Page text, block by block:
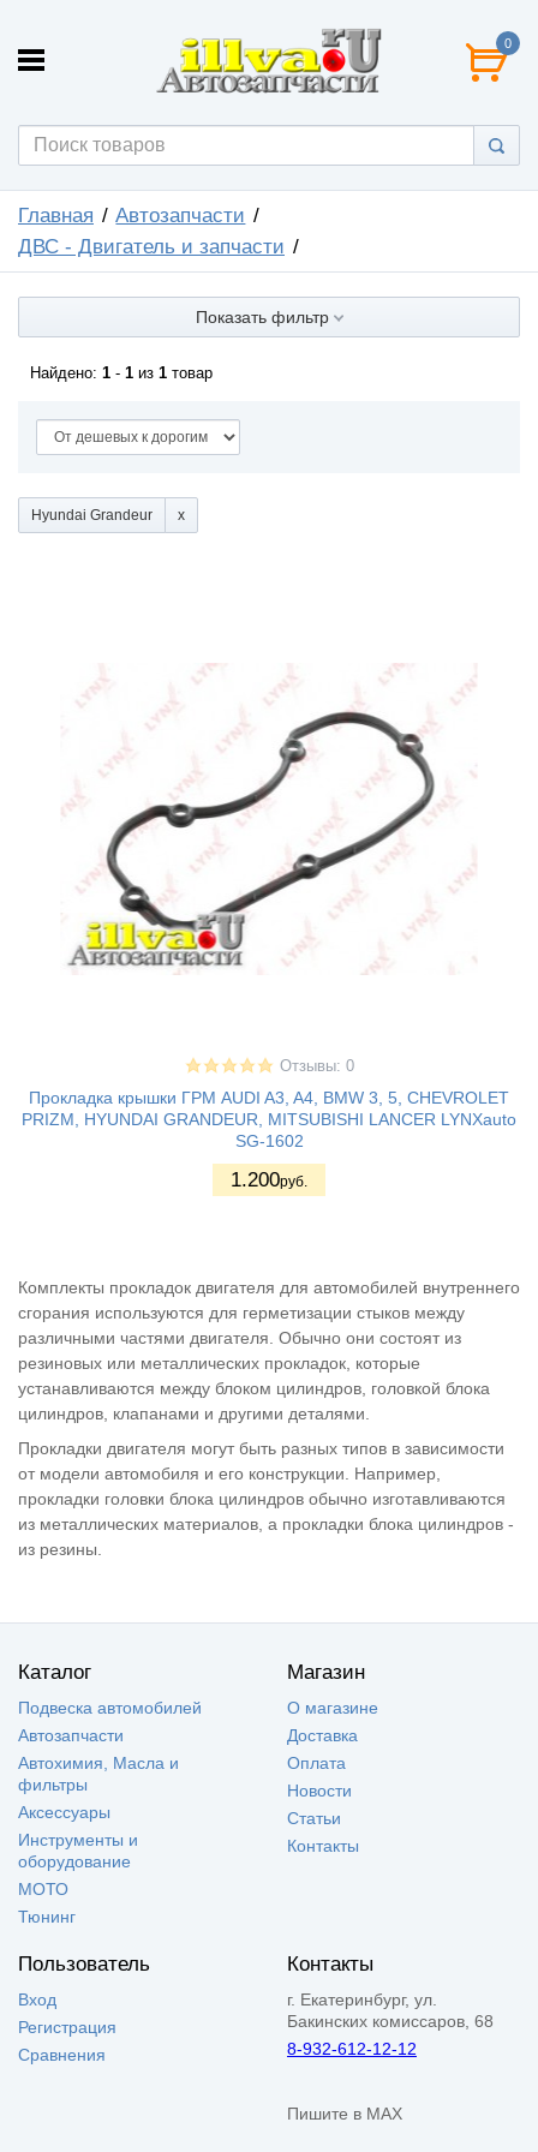
0
Главная
Автозапчасти
ДВС - Двигатель и запчасти
Показать фильтр
Найдено: 1 - 1 из 1 товар
Hyundai Grandeur
Отзывы: 0
Прокладка крышки ГРМ AUDI A3, A4, BMW 3, 5, CHEVROLET
PRIZM, HYUNDAI GRANDEUR, MITSUBISHI LANCER LYNXauto
SG-1602
1.200руб.
Комплекты прокладок двигателя для автомобилей внутреннего
сгорания используются для герметизации стыков между
различными частями двигателя. Обычно они состоят из
резиновых или металлических прокладок, которые
устанавливаются между блоком цилиндров, головкой блока
цилиндров, клапанами и другими деталями.
Прокладки двигателя могут быть разных типов в зависимости
от модели автомобиля и его конструкции. Например,
прокладки головки блока цилиндров обычно изготавливаются
из металлических материалов, а прокладки блока цилиндров -
из резины.
Каталог
Подвеска автомобилей
Автозапчасти
Автохимия, Масла и
фильтры
Аксессуары
Инструменты и
оборудование
МОТО
Тюнинг
Магазин
О магазине
Доставка
Оплата
Новости
Статьи
Контакты
Пользователь
Вход
Регистрация
Сравнения
Контакты
г. Екатеринбург, ул.
Бакинских комиссаров, 68
8-932-612-12-12
Пишите в MAX